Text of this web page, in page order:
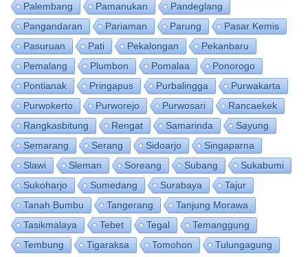
Palembang
Pamanukan
Pandeglang
Pangandaran
Pariaman Parung
Pasar Kemis
Pasuruan
Pati Pekalongan
Pekanbaru
Pemalang
Plumbon Pomalaa
Ponorogo
Pontianak
Pringapus Purbalingga
Purwakarta
Purwokerto
Purworejo Purwosari
Rancaekek
Rangkasbitung
Rengat Samarinda
Sayung
Semarang
Serang Sidoarjo
Singaparna
Slawi
Sleman Soreang Subang
Sukabumi
Sukoharjo
Sumedang Surabaya
Tajur
Tanah Bumbu
Tangerang
Tanjung Morawa
Tasikmalaya
Tebet Tegal
Temanggung
Tembung
Tigaraksa Tomohon Tulungagung